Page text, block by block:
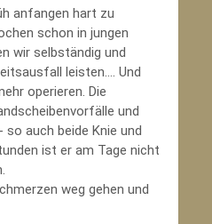
anfangen hart zu
schon in jungen
wir selbständig und
leisten.... Und
operieren. Die
und
auch beide Knie und
ist er am Tage nicht
weg gehen und